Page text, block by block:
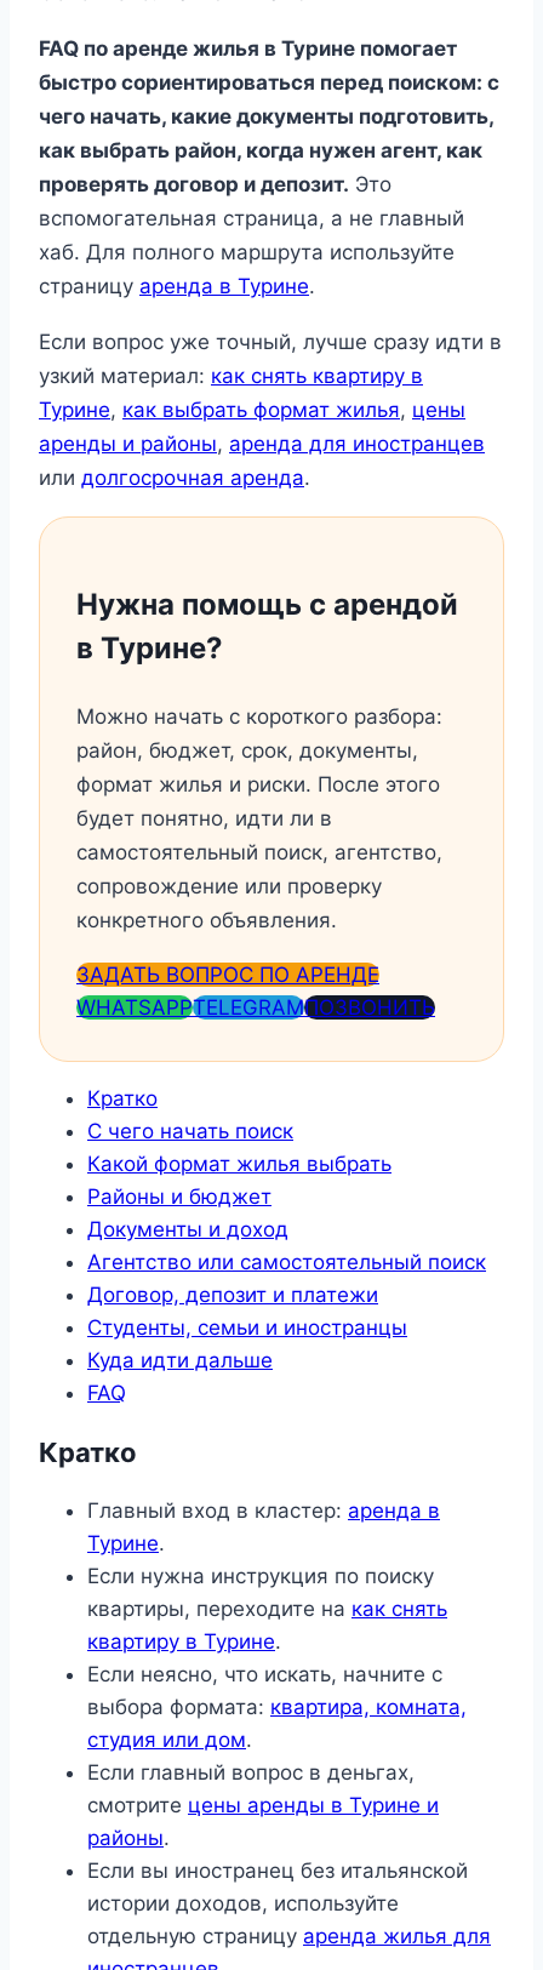
FAQ по аренде жилья в Турине помогает
быстро сориентироваться перед поиском: с
чего начать, какие документы подготовить,
как выбрать район, когда нужен агент, как
проверять договор и депозит. Это
вспомогательная страница, а не главный
хаб. Для полного маршрута используйте
страницу аренда в Турине.
Если вопрос уже точный, лучше сразу идти в
узкий материал: как снять квартиру в
Турине, как выбрать формат жилья, цены
аренды и районы, аренда для иностранцев
или долгосрочная аренда.
Нужна помощь с арендой
в Турине?
Можно начать с короткого разбора:
район, бюджет, срок, документы,
формат жилья и риски. После этого
будет понятно, идти ли в
самостоятельный поиск, агентство,
сопровождение или проверку
конкретного объявления.
ЗАДАТЬ ВОПРОС ПО АРЕНДЕ
WHATSAPPTELEGRAMПОЗВОНИТЬ
Кратко
С чего начать поиск
Какой формат жилья выбрать
Районы и бюджет
Документы и доход
Агентство или самостоятельный поиск
Договор, депозит и платежи
Студенты, семьи и иностранцы
Куда идти дальше
FAQ
Кратко
Главный вход в кластер: аренда в
Турине.
Если нужна инструкция по поиску
квартиры, переходите на как снять
квартиру в Турине.
Если неясно, что искать, начните с
выбора формата: квартира, комната,
студия или дом.
Если главный вопрос в деньгах,
смотрите цены аренды в Турине и
районы.
Если вы иностранец без итальянской
истории доходов, используйте
отдельную страницу аренда жилья для